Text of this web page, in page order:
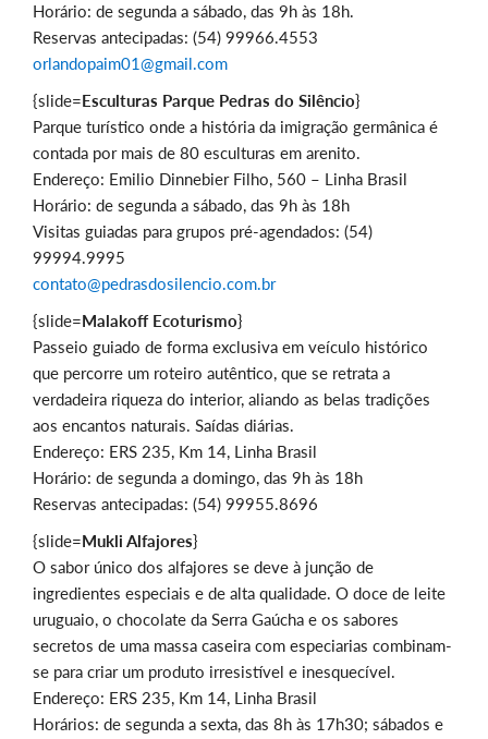
Horário: de segunda a sábado, das 9h às 18h.
Reservas antecipadas: (54) 99966.4553
orlandopaim01@gmail.com
{slide=Esculturas Parque Pedras do Silêncio}
Parque turístico onde a história da imigração germânica é
contada por mais de 80 esculturas em arenito.
Endereço: Emilio Dinnebier Filho, 560 – Linha Brasil
Horário: de segunda a sábado, das 9h às 18h
Visitas guiadas para grupos pré-agendados: (54)
99994.9995
contato@pedrasdosilencio.com.br
{slide=Malakoff Ecoturismo}
Passeio guiado de forma exclusiva em veículo histórico
que percorre um roteiro autêntico, que se retrata a
verdadeira riqueza do interior, aliando as belas tradições
aos encantos naturais. Saídas diárias.
Endereço: ERS 235, Km 14, Linha Brasil
Horário: de segunda a domingo, das 9h às 18h
Reservas antecipadas: (54) 99955.8696
{slide=Mukli Alfajores}
O sabor único dos alfajores se deve à junção de
ingredientes especiais e de alta qualidade. O doce de leite
uruguaio, o chocolate da Serra Gaúcha e os sabores
secretos de uma massa caseira com especiarias combinam-
se para criar um produto irresistível e inesquecível.
Endereço: ERS 235, Km 14, Linha Brasil
Horários: de segunda a sexta, das 8h às 17h30; sábados e